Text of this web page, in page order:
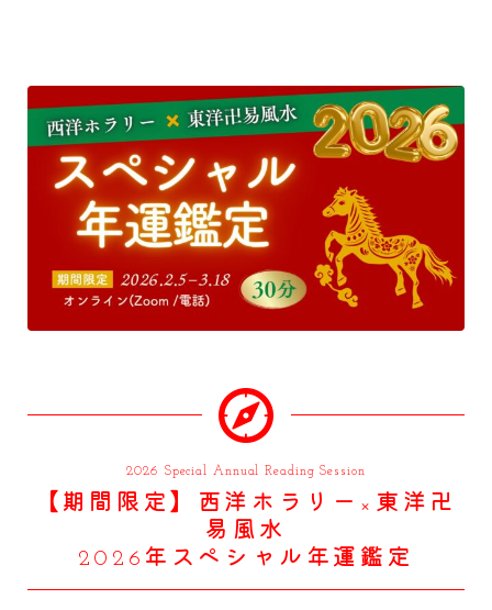
2026 Special Annual Reading Session
【期間限定】西洋ホラリー×東洋卍
易風水
2026年スペシャル年運鑑定